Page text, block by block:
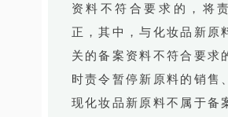
资料不符合要求的，将
正，其中，与化妆品新原
关的备案资料不符合要求
时责令暂停新原料的销售
现化妆品新原料不属于备